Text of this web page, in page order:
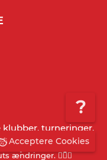
?
turneringer,
2011-2026
vejledende og TV
ændringer. 🤷🏻‍♂️
Acceptere Cookies